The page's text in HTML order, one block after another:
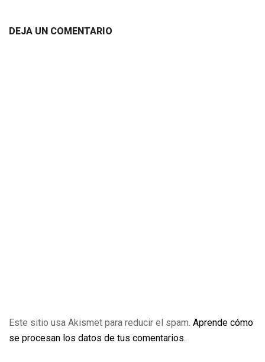
DEJA UN COMENTARIO
Este sitio usa Akismet para reducir el spam. Aprende cómo
se procesan los datos de tus comentarios.